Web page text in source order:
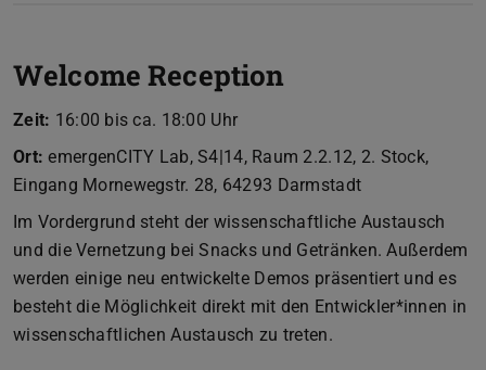
Welcome Reception
Zeit: 16:00 bis ca. 18:00 Uhr
Ort:emergenCITY Lab, S4|14, Raum 2.2.12, 2. Stock,
Eingang Mornewegstr. 28, 64293 Darmstadt
Im Vordergrund steht der wissenschaftliche Austausch
und die Vernetzung bei Snacks und Getränken. Außerdem
werden einige neu entwickelte Demos präsentiert und es
besteht die Möglichkeit direkt mit den Entwickler*innen in
wissenschaftlichen Austausch zu treten.